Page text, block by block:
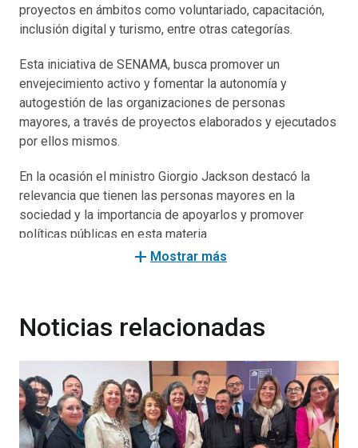
proyectos en ámbitos como voluntariado, capacitación,
inclusión digital y turismo, entre otras categorías.
Esta iniciativa de SENAMA, busca promover un
envejecimiento activo y fomentar la autonomía y
autogestión de las organizaciones de personas
mayores, a través de proyectos elaborados y ejecutados
por ellos mismos.
En la ocasión el ministro Giorgio Jackson destacó la
relevancia que tienen las personas mayores en la
sociedad y la importancia de apoyarlos y promover
políticas públicas en esta materia.
procesos. Eso exige que nosotros pongamos este tipo
articular a los vecinos y vecinas que una vez que llegan a
cierta edad se organizan y tenemos que fortalecer esa
organización, para que no sean considerados solamente
como individuos por separado, sino verlos también como
grupos comunitarios”, dijo el Ministro Jackson.
add Mostrar más
Noticias relacionadas